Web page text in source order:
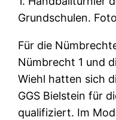
Grundschulen.
Für die
Nümbrecht 1 und
Wiehl hatten sich
GGS Bielstein für
qualifiziert. Im